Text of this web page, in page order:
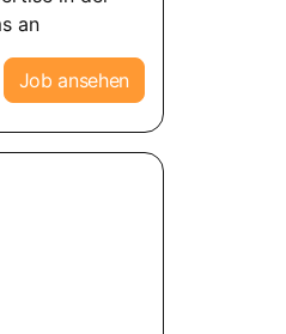
an
Job ansehen